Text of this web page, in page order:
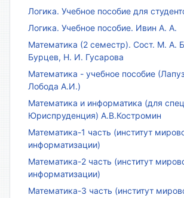
Логика. Учебное пособие для
Логика. Учебное пособие. Ивин А. А.
Математика (2 семестр). Сост. М. А.
Бурцев, Н. И. Гусарова
Математика - учебное пособие
Лобода А.И.)
Математика и информатика (для
Юриспруденция) А.В.Костромин
Математика-1 часть (институт
информатизации)
Математика-2 часть (институт
информатизации)
Математика-3 часть (институт